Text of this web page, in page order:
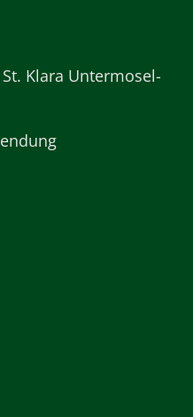
Klara Untermosel-